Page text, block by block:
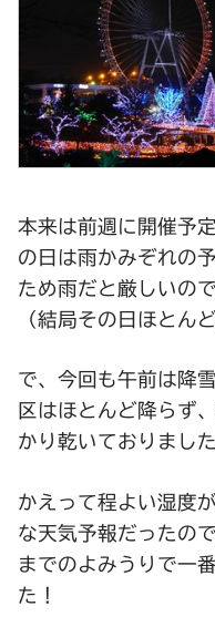
本来は前週に開催予
の日は雨かみぞれの
ため雨だと厳しいの
（結局その日ほとん
で、今回も午前は降
区はほとんど降らず
かり乾いておりました
かえって程よい湿度
な天気予報だったの
までのよみうりで一
た！